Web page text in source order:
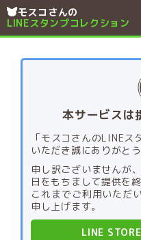
モスコさんの
LINEスタンプコレクション
本サービスは
「モスコさんのLINE
いただき誠にありがと
申し訳ございませんが
日をもちまして提供を
これまでご利用いただ
申し上げます。
LINE